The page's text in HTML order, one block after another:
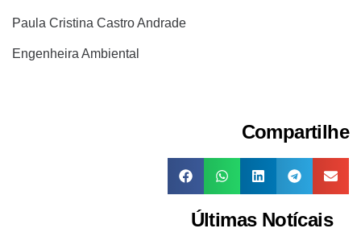
Paula Cristina Castro Andrade
Engenheira Ambiental
Compartilhe
Últimas Notícais